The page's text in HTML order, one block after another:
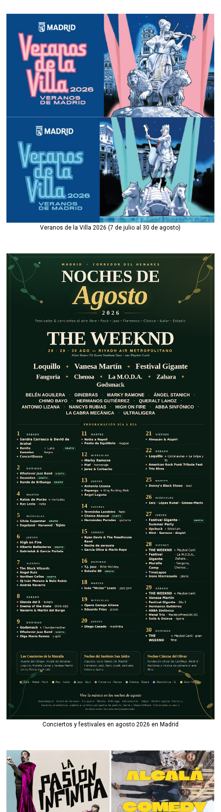
Veranos de la Villa 2026 (7 de julio al 30 de agosto)
Conciertos y festivales en agosto 2026 en Madrid